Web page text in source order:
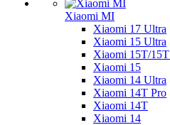
Xiaomi MI
Xiaomi 17 Ultra
Xiaomi 15 Ultra
Xiaomi 15T/
Xiaomi 15
Xiaomi 14 Ultra
Xiaomi 14T Pro
Xiaomi 14T
Xiaomi 14